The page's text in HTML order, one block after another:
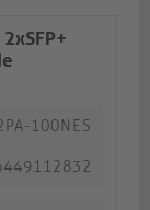
100NES